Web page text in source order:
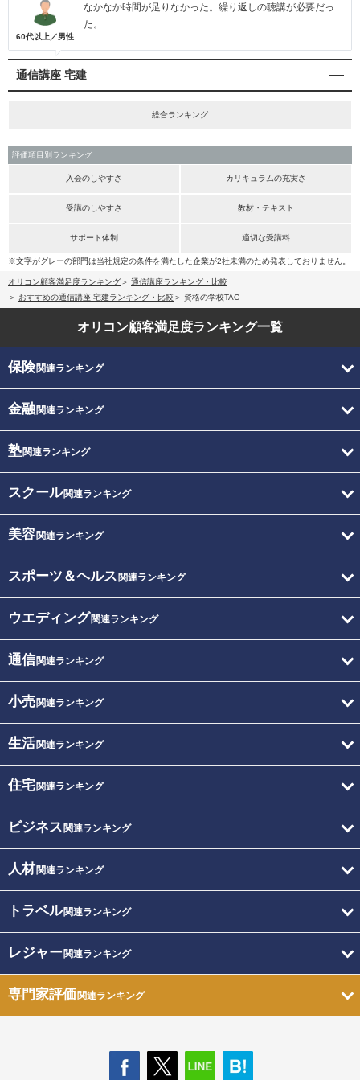
60代以上／男性
なかなか時間が足りなかった。繰り返しの聴講が必要だっ
た。
通信講座 宅建
総合ランキング
評価項目別ランキング
入会のしやすさ カリキュラムの充実さ
受講のしやすさ 教材・テキスト
サポート体制 適切な受講料
※文字がグレーの部門は当社規定の条件を満たした企業が2社未満のため発表しておりません。
オリコン顧客満足度ランキング
通信講座ランキング・比較
おすすめの通信講座 宅建ランキング・比較
資格の学校TAC
オリコン顧客満足度ランキング一覧
保険関連ランキング
金融関連ランキング
塾関連ランキング
スクール関連ランキング
美容関連ランキング
スポーツ＆ヘルス 関連ランキング
ウエディング関連ランキング
通信関連ランキング
小売関連ランキング
生活関連ランキング
住宅関連ランキング
ビジネス 関連ランキング
人材関連ランキング
トラベル関連ランキング
レジャー関連ランキング
専門家評価関連ランキング